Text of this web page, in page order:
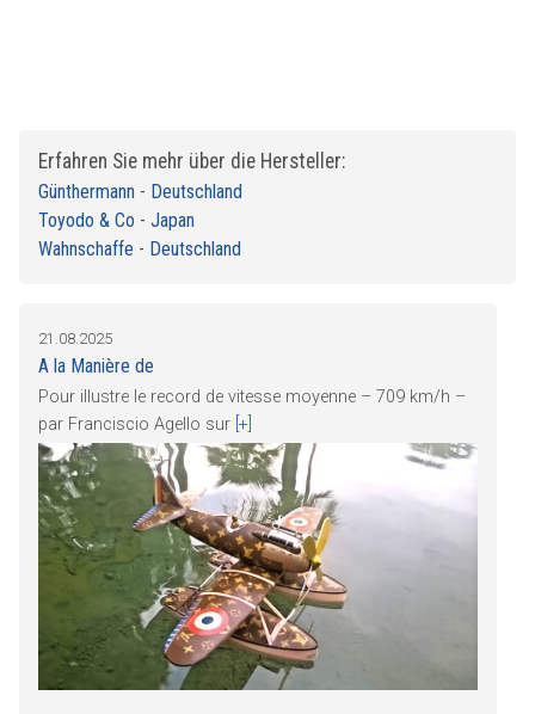
Erfahren Sie mehr über die Hersteller:
Günthermann - Deutschland
Toyodo & Co - Japan
Wahnschaffe - Deutschland
21.08.2025
A la Manière de
Pour illustre le record de vitesse moyenne – 709 km/h –
par Franciscio Agello sur [+]